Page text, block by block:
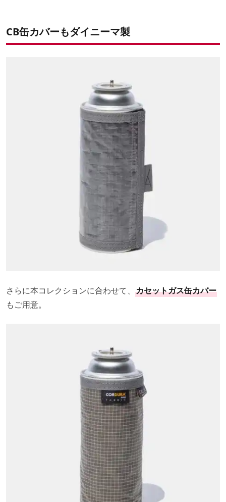
CB缶カバーもダイニーマ製
さらに本コレクションに合わせて、 カセットガス缶カバー
もご用意。